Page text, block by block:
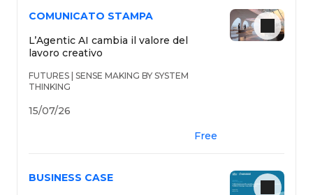
FUTURES | SENSE MAKING BY SYSTEM
THINKING
COMUNICATO STAMPA
L’Agentic AI cambia il valore del
lavoro creativo
15/07/26
Free
BUSINESS CASE